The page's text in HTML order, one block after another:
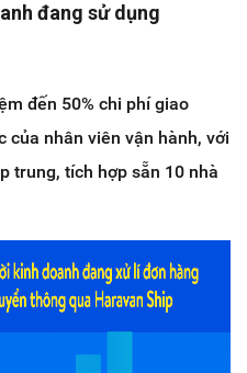
đang sử dụng
đến 50% chi phí giao
của nhân viên vận hành, với
trung, tích hợp sẵn 10 nhà